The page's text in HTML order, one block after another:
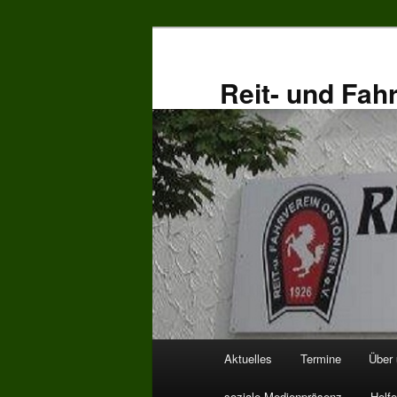
Reit- und
Aktuelles Termine Über